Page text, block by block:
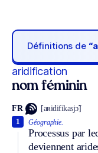
Définitions de
aridification
nom féminin
FR [aʀidifikasjɔ̃]
Géographie.
Processus par
deviennent
1